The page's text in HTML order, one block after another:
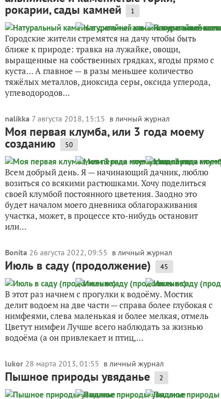
рокарии, сады камней 1
Городские жители стремятся на дачу чтобы быть
ближе к природе: травка на лужайке, овощи,
выращенные на собственных грядках, ягоды прямо с
куста… А главное — в разы меньшее количество
тяжёлых металлов, диоксида серы, оксида углерода,
углеводородов...
nalikka 7 августа 2018, 15:15 в личный журнал
Моя первая клумба, или 3 года моему
созданию 50
Всем добрый день. Я — начинающий дачник, люблю
возиться со всякими растюшками. Хочу поделиться
своей клумбой постоянного цветения. Заодно это
будет началом моего дневника облагораживания
участка, может, в процессе кто-нибудь остановит
или...
Bonita 26 августа 2022, 09:55 в личный журнал
Июль в саду (продолжение) 45
В этот раз начнем с прогулки к водоёму. Мостик
делит водоем на две части — справа более глубокая с
нимфеями, слева маленькая и более мелкая, отмель
Цветут нимфеи Лучше всего наблюдать за жизнью
водоёма (а он привлекает и птиц,...
lukor 28 марта 2013, 01:55 в личный журнал
Пышное природы увяданье 2